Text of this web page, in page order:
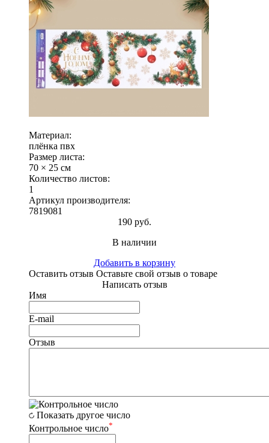
Материал:
плёнка пвх
Размер листа:
70 × 25 см
Количество листов:
1
Артикул производителя:
7819081
190 руб.
В наличии
Добавить в корзину
Оставить отзыв Оставьте свой отзыв о товаре
Написать отзыв
Имя
E-mail
Отзыв
Показать другое число
Контрольное число*